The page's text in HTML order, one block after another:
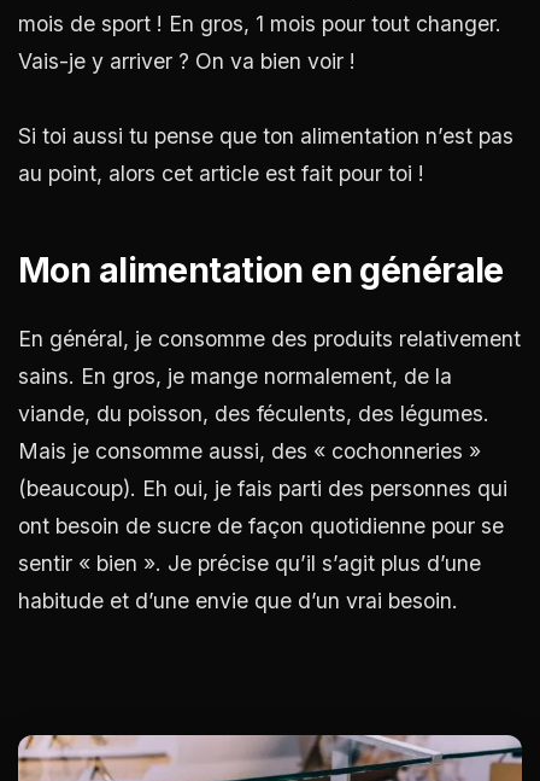
mois de sport ! En gros, 1 mois pour tout changer.
Vais-je y arriver ? On va bien voir !
Si toi aussi tu pense que ton alimentation n’est pas
au point, alors cet article est fait pour toi !
Mon alimentation en générale
En général, je consomme des produits relativement
sains. En gros, je mange normalement, de la
viande, du poisson, des féculents, des légumes.
Mais je consomme aussi, des « cochonneries »
(beaucoup). Eh oui, je fais parti des personnes qui
ont besoin de sucre de façon quotidienne pour se
sentir « bien ». Je précise qu’il s’agit plus d’une
habitude et d’une envie que d’un vrai besoin.